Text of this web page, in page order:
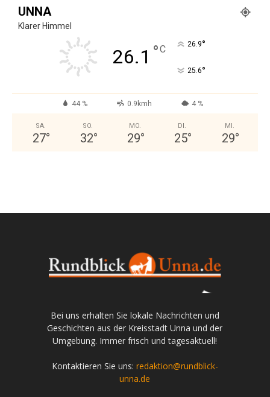
UNNA
Klarer Himmel
26.1 °C 26.9°
25.6°
44 % 0.9kmh 4 %
SA.
27°
SO.
32°
MO.
29°
DI.
25°
MI.
29°
Bei uns erhalten Sie lokale Nachrichten und
Geschichten aus der Kreisstadt Unna und der
Umgebung. Immer frisch und tagesaktuell!
Kontaktieren Sie uns: redaktion@rundblick-
unna.de